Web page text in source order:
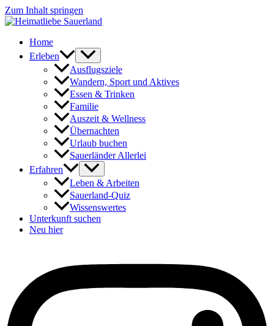
Zum Inhalt springen
Home
Erleben
Ausflugsziele
Wandern, Sport und Aktives
Essen & Trinken
Familie
Auszeit & Wellness
Übernachten
Urlaub buchen
Sauerländer Allerlei
Erfahren
Leben & Arbeiten
Sauerland-Quiz
Wissenswertes
Unterkunft suchen
Neu hier